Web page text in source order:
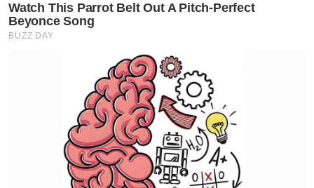
Namun, di sebalik segala pencapaian itu,
Piala Dunia kekal menjadi satu-satunya trofi
paling berprestij yang gagal berada dalam
genggamannya.